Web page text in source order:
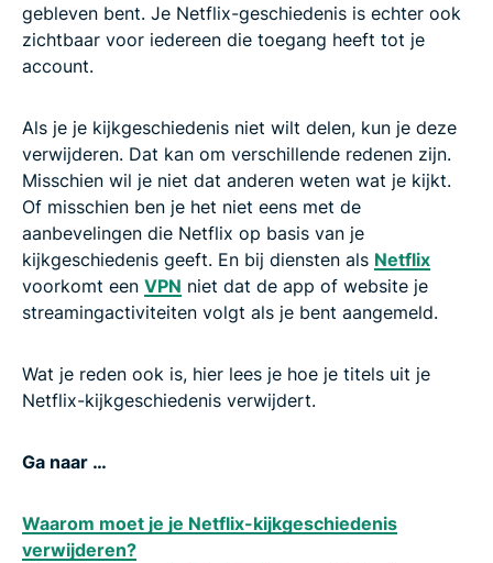
gebleven bent. Je Netflix-geschiedenis is echter ook
zichtbaar voor iedereen die toegang heeft tot je
account.
Als je je kijkgeschiedenis niet wilt delen, kun je deze
verwijderen. Dat kan om verschillende redenen zijn.
Misschien wil je niet dat anderen weten wat je kijkt.
Of misschien ben je het niet eens met de
aanbevelingen die Netflix op basis van je
kijkgeschiedenis geeft. En bij diensten als Netflix
voorkomt een VPN niet dat de app of website je
streamingactiviteiten volgt als je bent aangemeld.
Wat je reden ook is, hier lees je hoe je titels uit je
Netflix-kijkgeschiedenis verwijdert.
Ga naar …
Waarom moet je je Netflix-kijkgeschiedenis
verwijderen?